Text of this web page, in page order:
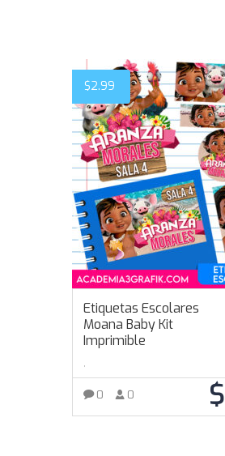
$2.99
Etiquetas Escolares
Moana Baby Kit
Imprimible
,
0 0 $